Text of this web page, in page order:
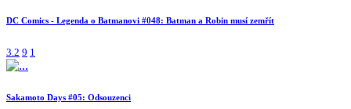
DC Comics - Legenda o Batmanovi #048: Batman a Robin musí zemřít
3.2 9 1
Sakamoto Days #05: Odsouzenci